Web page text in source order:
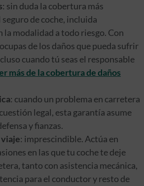
: sin duda la cobertura más
de coche, incluida
la modalidad a todo riesgo. Con
de los daños que pueda sufrir
cuando tú seas el responsable
más de la cobertura de daños
: cuando un problema en carretera
legal, esta garantía asume
y fianzas.
: imprescindible. Actúa en
en las que tu coche te deje
tanto con asistencia mecánica,
para el conductor y resto de